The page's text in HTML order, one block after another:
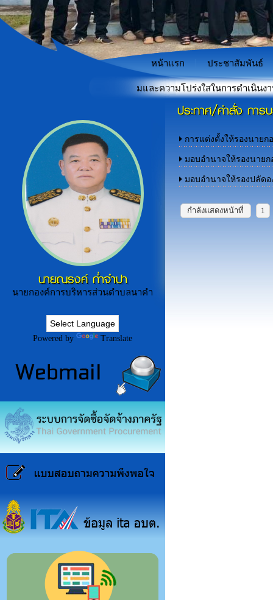
"เกราะป้องกันภัยไซเบอร์สำหรั
ประเมินคุณธรรมและความโปร่งใสในการดำเนินงานของหน่วยงาน
หน้าแรก ประชาสัมพันธ์
นายณรงค์ ก่ำจำปา
นายกองค์การบริหารส่วนตำบลนาคำ
Powered by Translate
ประกาศ/คำสั่ง การ
การแต่งตั้งให้รองนาย
มอบอำนาจให้รองนาย
มอบอำนาจให้รองปลัด
กำลังแสดงหน้าที่ 1